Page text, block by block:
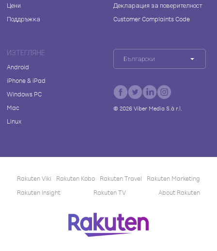
Цени
Поддръжка
Декларация за поверителност
Customer Complaints Code
ИЗТЕГЛЯНЕ
Android
iPhone & iPad
Windows PC
Mac
Linux
Български
© 2026Viber Media S.à r.l.
Rakuten Viki Rakuten Kobo Rakuten Travel
Rakuten Marketing
Rakuten Insight
Rakuten TV About Rakuten